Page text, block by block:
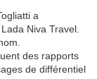
a
Niva Travel.
des rapports
de différentiel